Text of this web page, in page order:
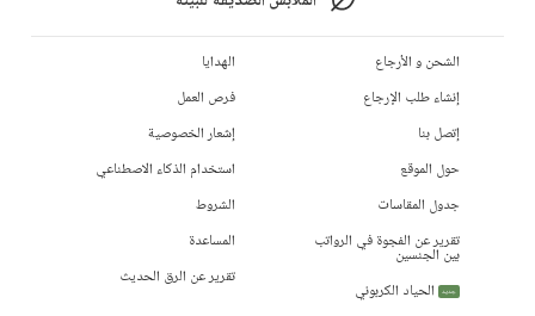
الشحن و الأرجاع
إنشاء طلب الإرجاع
إتصل بنا
حول الموقع
جدول المقاسات
تقرير عن الفجوة في الرواتب
بين الجنسين
جديد
الحياد الكربوني
الهدايا
فرص العمل
إشعار الخصوصية
استخدام الذكاء الاصطناعي
الشروط
المساعدة
تقرير عن الرق الحديث